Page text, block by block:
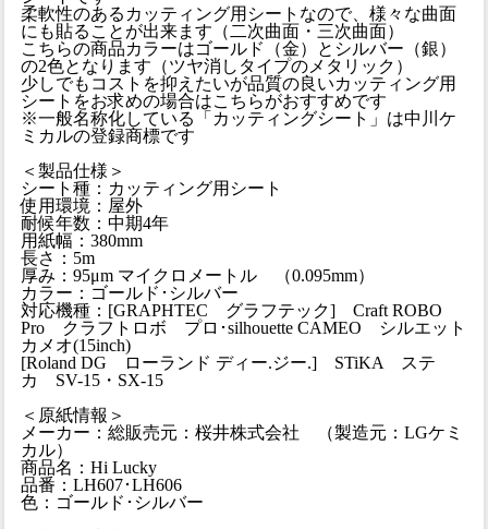
柔軟性のあるカッティング用シートなので、様々な曲面
にも貼ることが出来ます（二次曲面・三次曲面）
こちらの商品カラーはゴールド（金）とシルバー（銀）
の2色となります（ツヤ消しタイプのメタリック）
少しでもコストを抑えたいが品質の良いカッティング用
シートをお求めの場合はこちらがおすすめです
※一般名称化している「カッティングシート」は中川ケ
ミカルの登録商標です
＜製品仕様＞
シート種：カッティング用シート
使用環境：屋外
耐候年数：中期4年
用紙幅：380mm
長さ：5m
厚み：95μm マイクロメートル （0.095mm）
カラー：ゴールド･シルバー
対応機種：[GRAPHTEC グラフテック] Craft ROBO
Pro クラフトロボ プロ･silhouette CAMEO シルエット
カメオ(15inch)
[Roland DG ローランド ディー.ジー.] STiKA ステ
カ SV-15・SX-15
＜原紙情報＞
メーカー：総販売元：桜井株式会社 （製造元：LGケミ
カル）
商品名：Hi Lucky
品番：LH607･LH606
色：ゴールド･シルバー